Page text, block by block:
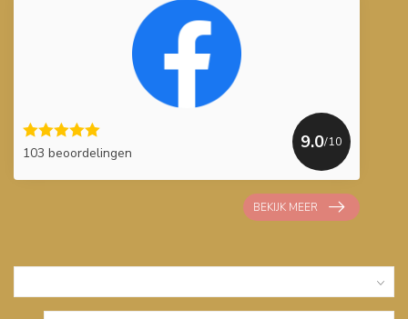
103 beoordelingen
9.0/10
BEKIJK MEER